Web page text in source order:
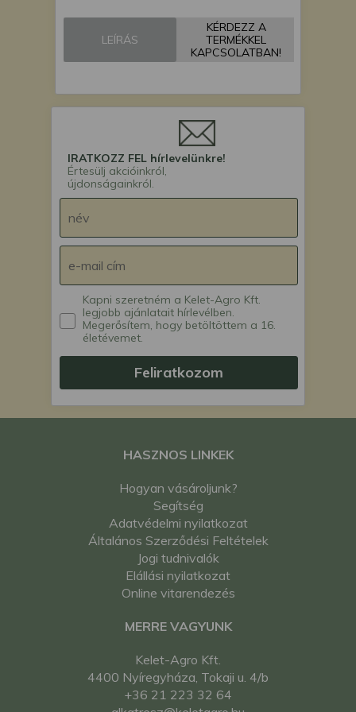
vetőgép
Monosem SCD
Monosem MS
vetőgép
LEÍRÁS
KÉRDEZZ A
TERMÉKKEL
KAPCSOLATBAN!
IRATKOZZ FEL hírlevelünkre!
Értesülj akcióinkról,
újdonságainkról.
Kapni szeretném a Kelet-Agro Kft.
legjobb ajánlatait hírlevélben.
Megerősítem, hogy betöltöttem a 16.
életévemet.
Feliratkozom
HASZNOS LINKEK
Hogyan vásároljunk?
Segítség
Adatvédelmi nyilatkozat
Általános Szerződési Feltételek
Jogi tudnivalók
Elállási nyilatkozat
Online vitarendezés
MERRE VAGYUNK
Kelet-Agro Kft.
4400 Nyíregyháza, Tokaji u. 4/b
+36 21 223 32 64